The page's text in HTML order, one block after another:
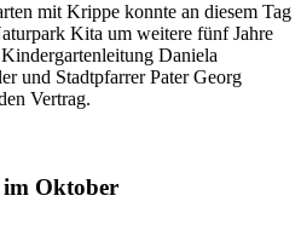
mit Krippe konnte an diesem Tag
Kita um weitere fünf Jahre
Daniela
und Stadtpfarrer Pater Georg
Vertrag.
im Oktober